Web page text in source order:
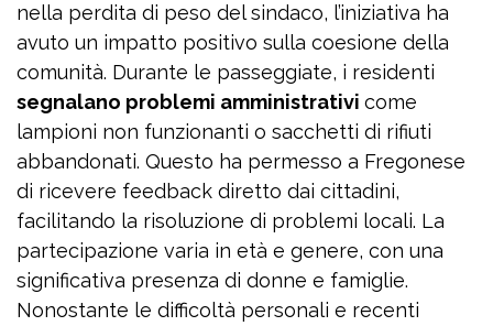
nella perdita di peso del sindaco, l’iniziativa ha
avuto un impatto positivo sulla coesione della
comunità. Durante le passeggiate, i residenti
segnalano problemi amministrativi come
lampioni non funzionanti o sacchetti di rifiuti
abbandonati. Questo ha permesso a Fregonese
di ricevere feedback diretto dai cittadini,
facilitando la risoluzione di problemi locali. La
partecipazione varia in età e genere, con una
significativa presenza di donne e famiglie.
Nonostante le difficoltà personali e recenti